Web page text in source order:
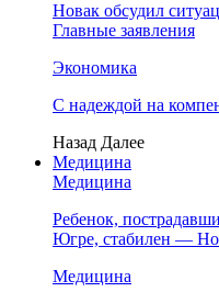
Новак обсудил
Главные заявления
Экономика
С надеждой на
Назад Далее
Медицина
Медицина
Ребенок,
Югре, стабилен —
Медицина